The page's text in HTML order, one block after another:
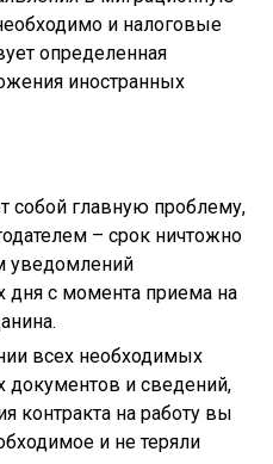
и налоговые
определенная
иностранных
собой главную проблему,
– срок ничтожно
уведомлений
дня с момента приема на
всех необходимых
документов и сведений,
контракта на работу вы
и не теряли